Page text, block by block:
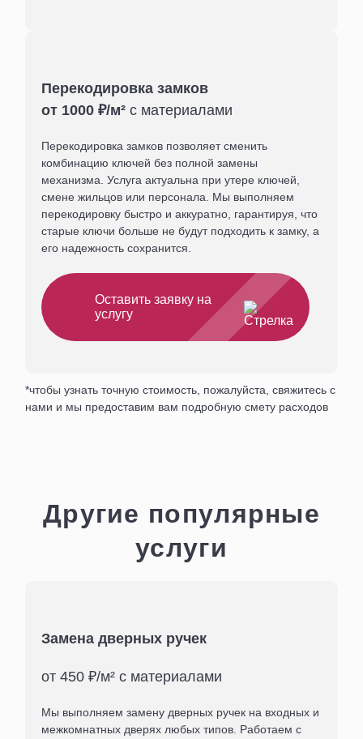
Перекодировка замков
от 1000 ₽/м²с материалами
Перекодировка замков позволяет сменить
комбинацию ключей без полной замены
механизма. Услуга актуальна при утере ключей,
смене жильцов или персонала. Мы выполняем
перекодировку быстро и аккуратно, гарантируя, что
старые ключи больше не будут подходить к замку, а
его надежность сохранится.
Оставить заявку на
услугу
*чтобы узнать точную стоимость, пожалуйста, свяжитесь с
нами и мы предоставим вам подробную смету расходов
Другие популярные
услуги
Замена дверных ручек
от 450 ₽/м² с материалами
Мы выполняем замену дверных ручек на входных и
межкомнатных дверях любых типов. Работаем с